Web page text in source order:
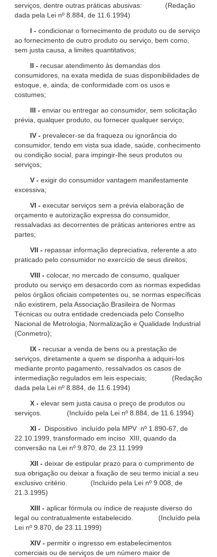
serviços, dentre outras práticas abusivas: (Redação
dada pela Lei nº 8.884, de 11.6.1994)
I - condicionar o fornecimento de produto ou de serviço
ao fornecimento de outro produto ou serviço, bem como,
sem justa causa, a limites quantitativos;
II - recusar atendimento às demandas dos
consumidores, na exata medida de suas disponibilidades de
estoque, e, ainda, de conformidade com os usos e
costumes;
III - enviar ou entregar ao consumidor, sem solicitação
prévia, qualquer produto, ou fornecer qualquer serviço;
IV - prevalecer-se da fraqueza ou ignorância do
consumidor, tendo em vista sua idade, saúde, conhecimento
ou condição social, para impingir-lhe seus produtos ou
serviços;
V - exigir do consumidor vantagem manifestamente
excessiva;
VI - executar serviços sem a prévia elaboração de
orçamento e autorização expressa do consumidor,
ressalvadas as decorrentes de práticas anteriores entre as
partes;
VII - repassar informação depreciativa, referente a ato
praticado pelo consumidor no exercício de seus direitos;
VIII - colocar, no mercado de consumo, qualquer
produto ou serviço em desacordo com as normas expedidas
pelos órgãos oficiais competentes ou, se normas específicas
não existirem, pela Associação Brasileira de Normas
Técnicas ou outra entidade credenciada pelo Conselho
Nacional de Metrologia, Normalização e Qualidade Industrial
(Conmetro);
IX - recusar a venda de bens ou a prestação de
serviços, diretamente a quem se disponha a adquiri-los
mediante pronto pagamento, ressalvados os casos de
intermediação regulados em leis especiais; (Redação
dada pela Lei nº 8.884, de 11.6.1994)
X - elevar sem justa causa o preço de produtos ou
serviços. (Incluído pela Lei nº 8.884, de 11.6.1994)
XI -
Dispositivo incluído pela MPV nº 1.890-67, de
22.10.1999, transformado em inciso XIII, quando da
conversão na Lei nº 9.870, de 23.11.1999
XII - deixar de estipular prazo para o cumprimento de
sua obrigação ou deixar a fixação de seu termo inicial a seu
exclusivo critério. (Incluído pela Lei nº 9.008, de
21.3.1995)
XIII - aplicar fórmula ou índice de reajuste diverso do
legal ou contratualmente estabelecido. (Incluído pela
Lei nº 9.870, de 23.11.1999)
XIV - permitir o ingresso em estabelecimentos
comerciais ou de serviços de um número maior de